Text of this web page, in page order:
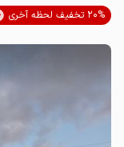
20% تخفیف لحظه آخری